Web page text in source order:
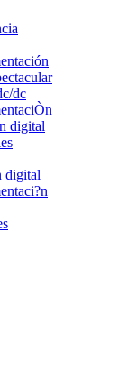
dc
digital
digital